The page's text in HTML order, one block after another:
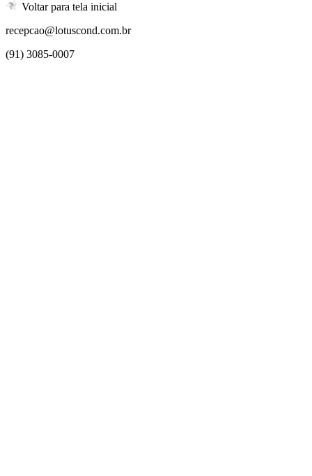
Voltar para tela inicial
recepcao@lotuscond.com.br
(91) 3085-0007